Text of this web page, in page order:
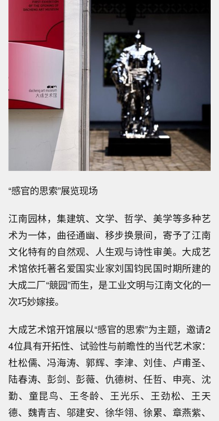
“感官的思索”展览现场
江南园林，集建筑、文学、哲学、美学等多种艺
术为一体，曲径通幽、移步换景间，寄予了江南
文化特有的自然观、人生观与诗性审美。大成艺
术馆依托著名爱国实业家刘国钧民国时期所建的
大成二厂“競园”而生，是工业文明与江南文化的一
次巧妙嫁接。
大成艺术馆开馆展以“感官的思索”为主题，邀请2
4位具有开拓性、试验性与前瞻性的当代艺术家：
杜松儒、冯海涛、郭辉、李津、刘佳、卢甫圣、
陆春涛、彭剑、彭薇、仇德树、任哲、申亮、沈
勤、童昆鸟、王冬龄、王光乐、王劲松、王天
德、魏青吉、邬建安、徐华翎、徐累、章燕紫、